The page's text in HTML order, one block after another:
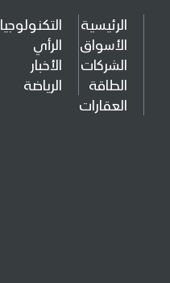
الرئيسية
الأسواق
الشركات
الطاقة
العقارات
التكنولوجيا
الرأي
الأخبار
الرياضة